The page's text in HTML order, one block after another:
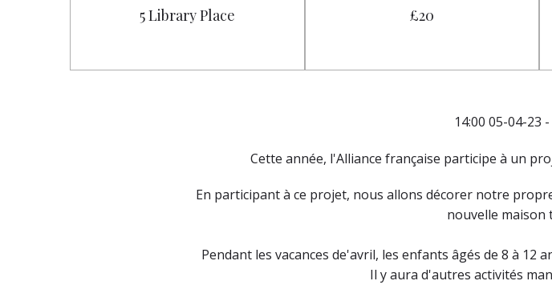
5 Library Place £20
14:00 05-04-23
Cette année, l'Alliance française participe à un
En participant à ce projet, nous allons décorer notre
nouvelle maison
Pendant les vacances de'avril, les enfants âgés de 8 à
Il y aura d'autres activités